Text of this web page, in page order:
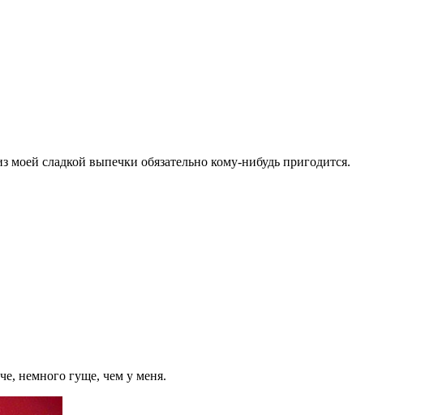
сладкой выпечки обязательно кому-нибудь пригодится.
немного гуще, чем у меня.